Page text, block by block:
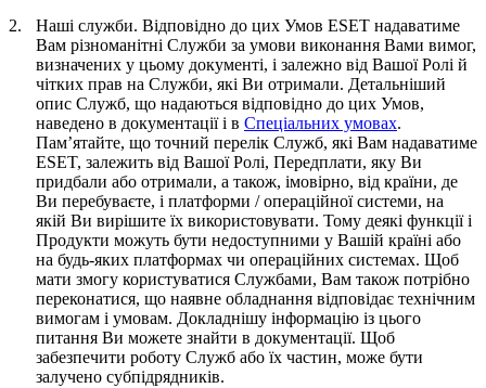
2.
Наші служби. Відповідно до цих Умов ESET надаватиме
Вам різноманітні Служби за умови виконання Вами вимог,
визначених у цьому документі, і залежно від Вашої Ролі й
чітких прав на Служби, які Ви отримали. Детальніший
опис Служб, що надаються відповідно до цих Умов,
наведено в документації і в Спеціальних умовах.
Пам’ятайте, що точний перелік Служб, які Вам надаватиме
ESET, залежить від Вашої Ролі, Передплати, яку Ви
придбали або отримали, а також, імовірно, від країни, де
Ви перебуваєте, і платформи / операційної системи, на
якій Ви вирішите їх використовувати. Тому деякі функції і
Продукти можуть бути недоступними у Вашій країні або
на будь-яких платформах чи операційних системах. Щоб
мати змогу користуватися Службами, Вам також потрібно
переконатися, що наявне обладнання відповідає технічним
вимогам і умовам. Докладнішу інформацію із цього
питання Ви можете знайти в документації. Щоб
забезпечити роботу Служб або їх частин, може бути
залучено субпідрядників.